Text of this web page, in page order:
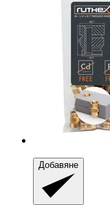
Добавяне